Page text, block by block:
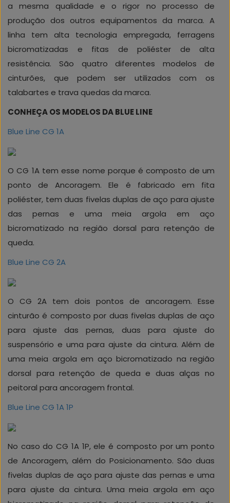
a mesma qualidade e o rigor no processo de
produção dos outros equipamentos da marca. A
linha tem alta tecnologia empregada, ferragens
bicromatizadas e fitas de poliéster de alta
resistência. São quatro diferentes modelos de
cinturões, que podem ser utilizados com os
talabartes e trava quedas da marca.
CONHEÇA OS MODELOS DA BLUE LINE
Blue Line CG 1A
O CG 1A tem esse nome porque é composto de um
ponto de Ancoragem. Ele é fabricado em fita
poliéster, tem duas fivelas duplas de aço para ajuste
das pernas e uma meia argola em aço
bicromatizado na região dorsal para retenção de
queda.
Blue Line CG 2A
O CG 2A tem dois pontos de ancoragem. Esse
cinturão é composto por duas fivelas duplas de aço
para ajuste das pernas, duas para ajuste do
suspensório e uma para ajuste da cintura. Além de
uma meia argola em aço bicromatizado na região
dorsal para retenção de queda e duas alças no
peitoral para ancoragem frontal.
Blue Line CG 1A 1P
No caso do CG 1A 1P, ele é composto por um ponto
de Ancoragem, além do Posicionamento. São duas
fivelas duplas de aço para ajuste das pernas e uma
para ajuste da cintura. Uma meia argola em aço